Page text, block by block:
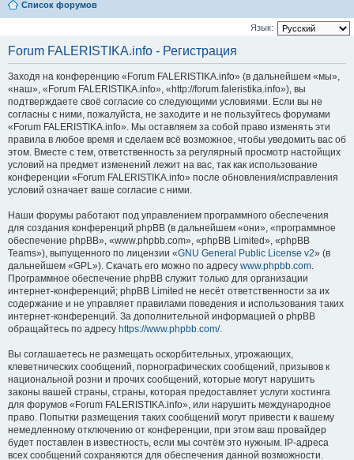
Список форумов
Язык:
Forum FALERISTIKA.info - Регистрация
Заходя на конференцию «Forum FALERISTIKA.info» (в дальнейшем «мы»,
«наш», «Forum FALERISTIKA.info», «http://forum.faleristika.info»), вы
подтверждаете своё согласие со следующими условиями. Если вы не
согласны с ними, пожалуйста, не заходите и не пользуйтесь форумами
«Forum FALERISTIKA.info». Мы оставляем за собой право изменять эти
правила в любое время и сделаем всё возможное, чтобы уведомить вас об
этом. Вместе с тем, ответственность за регулярный просмотр настойщих
условий на предмет изменений лежит на вас, так как использование
конференции «Forum FALERISTIKA.info» после обновления/исправления
условий означает ваше согласие с ними.
Наши форумы работают под управлением программного обеспечения
для создания конференций phpBB (в дальнейшем «они», «программное
обеспечение phpBB», «www.phpbb.com», «phpBB Limited», «phpBB
Teams»), выпущенного по лицензии «GNU General Public License v2» (в
дальнейшем «GPL»). Скачать его можно по адресу www.phpbb.com.
Программное обеспечение phpBB служит только для организации
интернет-конференций; phpBB Limited не несёт ответственности за их
содержание и не управляет правилами поведения и использования таких
интернет-конференций. За дополнительной информацией о phpBB
обращайтесь по адресу https://www.phpbb.com/.
Вы соглашаетесь не размещать оскорбительных, угрожающих,
клеветнических сообщений, порнографических сообщений, призывов к
национальной розни и прочих сообщений, которые могут нарушить
законы вашей страны, страны, которая предоставляет услуги хостинга
для форумов «Forum FALERISTIKA.info», или нарушить международное
право. Попытки размещения таких сообщений могут привести к вашему
немедленному отключению от конференции, при этом ваш провайдер
будет поставлен в известность, если мы сочтём это нужным. IP-адреса
всех сообщений сохраняются для обеспечения данной возможности.